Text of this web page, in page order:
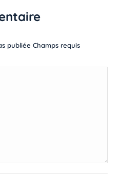
publiée Champs requis